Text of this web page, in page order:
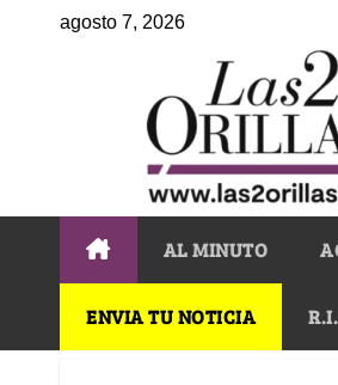
agosto 7, 2026
AL MINUTO
ENVIA TU NOTICIA